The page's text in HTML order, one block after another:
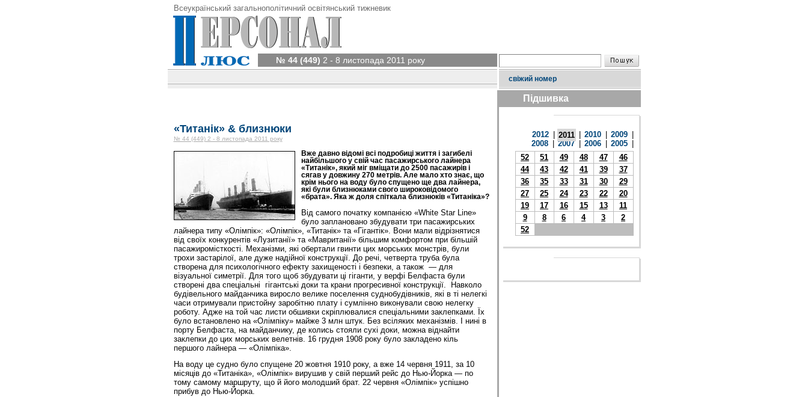
Всеукраїнський загальнополітичний освітянський тижневик
№ 44 (449) 2 - 8 листопада 2011 року
свіжий номер
«Титанік» & близнюки
№ 44 (449) 2 - 8 листопада 2011 року
Вже давно відомі всі подробиці життя і загибелі
найбільшого у свій час пасажирського лайнера
«Титанік», який міг вміщати до 2500 пасажирів і
сягав у довжину 270 метрів. Але мало хто знає, що
крім нього на воду було спущено ще два лайнера,
які були близнюками свого широковідомого
«брата». Яка ж доля спіткала близнюків «Титаніка»?
Від самого початку компанією «White Star Line»
було заплановано збудувати три пасажирських
лайнера типу «Олімпік»: «Олімпік», «Титанік» та «Гігантік». Вони мали відрізнятися
від своїх конкурентів «Лузитанії» та «Мавританії» більшим комфортом при більшій
пасажиромісткості. Механізми, які обертали гвинти цих морських монстрів, були
трохи застарілої, але дуже надійної конструкції. До речі, четверта труба була
створена для психологічного ефекту захищеності і безпеки, а також — для
візуальної симетрії. Для того щоб збудувати ці гіганти, у верфі Белфаста були
створені два спеціальні гігантські доки та крани прогресивної конструкції. Навколо
будівельного майданчика виросло велике поселення суднобудівників, які в ті нелегкі
часи отримували пристойну заробітню плату і сумлінно виконували свою нелегку
роботу. Адже на той час листи обшивки скріплювалися спеціальними заклепками. Їх
було встановлено на «Олімпіку» майже 3 млн штук. Без всіляких механізмів. І нині в
порту Белфаста, на майданчику, де колись стояли сухі доки, можна віднайти
заклепки до цих морських велетнів. 16 грудня 1908 року було закладено кіль
першого лайнера — «Олімпіка».
На воду це судно було спущене 20 жовтня 1910 року, а вже 14 червня 1911, за 10
місяців до «Титаніка», «Олімпік» вирушив у свій перший рейс до Нью-Йорка — по
тому самому маршруту, що й його молодший брат. 22 червня «Олімпік» успішно
прибув до Нью-Йорка.
Підшивка
2012 2011 2010 2009
2008
2007 2006 2005
52
51 49 48 47
46
44
43 42 41 39
37
36
35 33 31 30
29
27
25 24 23 22
20
19
17 16 15 13
11
9
8 6 4 3
2
52